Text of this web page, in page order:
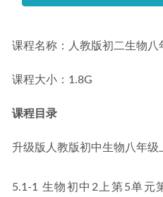
课程名称：人教版初二生物八
课程大小：1.8G
课程目录
升级版人教版初中生物八年级
5.1-1 生物初中2上第5单元